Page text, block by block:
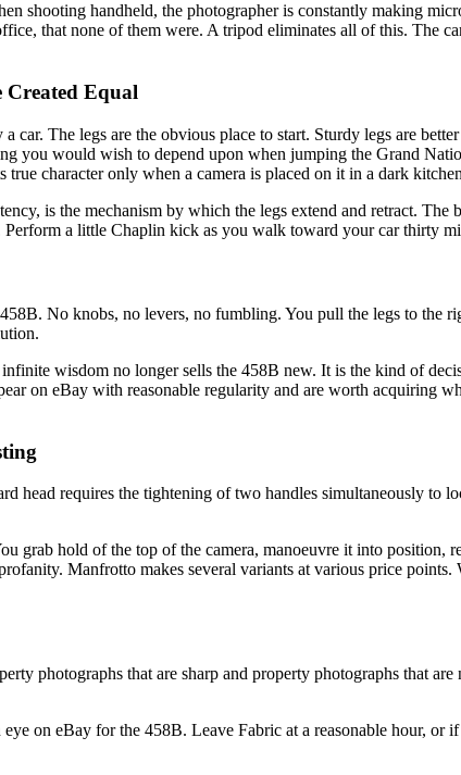
shooting handheld, the photographer is constantly making
that none of them were. A tripod eliminates all of this. The
car. The legs are the obvious place to start. Sturdy legs are
you would wish to depend upon when jumping the Grand
a dark kitchen in Basingstoke on a Tuesday morning. If they're under 50 quid, avoid these.​​​​‌
is the mechanism by which the legs extend and retract.
than before.​​​​‌
No knobs, no levers, no fumbling. You pull the legs to the
wisdom no longer sells the 458B new. It is the kind of
on eBay with reasonable regularity and are worth acquiring
head requires the tightening of two handles simultaneously to
grab hold of the top of the camera, manoeuvre it into position,
Manfrotto makes several variants at various price
photographs that are sharp and property photographs that
on eBay for the 458B. Leave Fabric at a reasonable hour, or